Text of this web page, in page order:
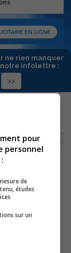
ne rien manquer
notre infolettre :
pour
personnel
de
études
sur un